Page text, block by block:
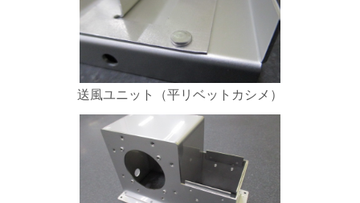
送風ユニット（平リベットカシメ）